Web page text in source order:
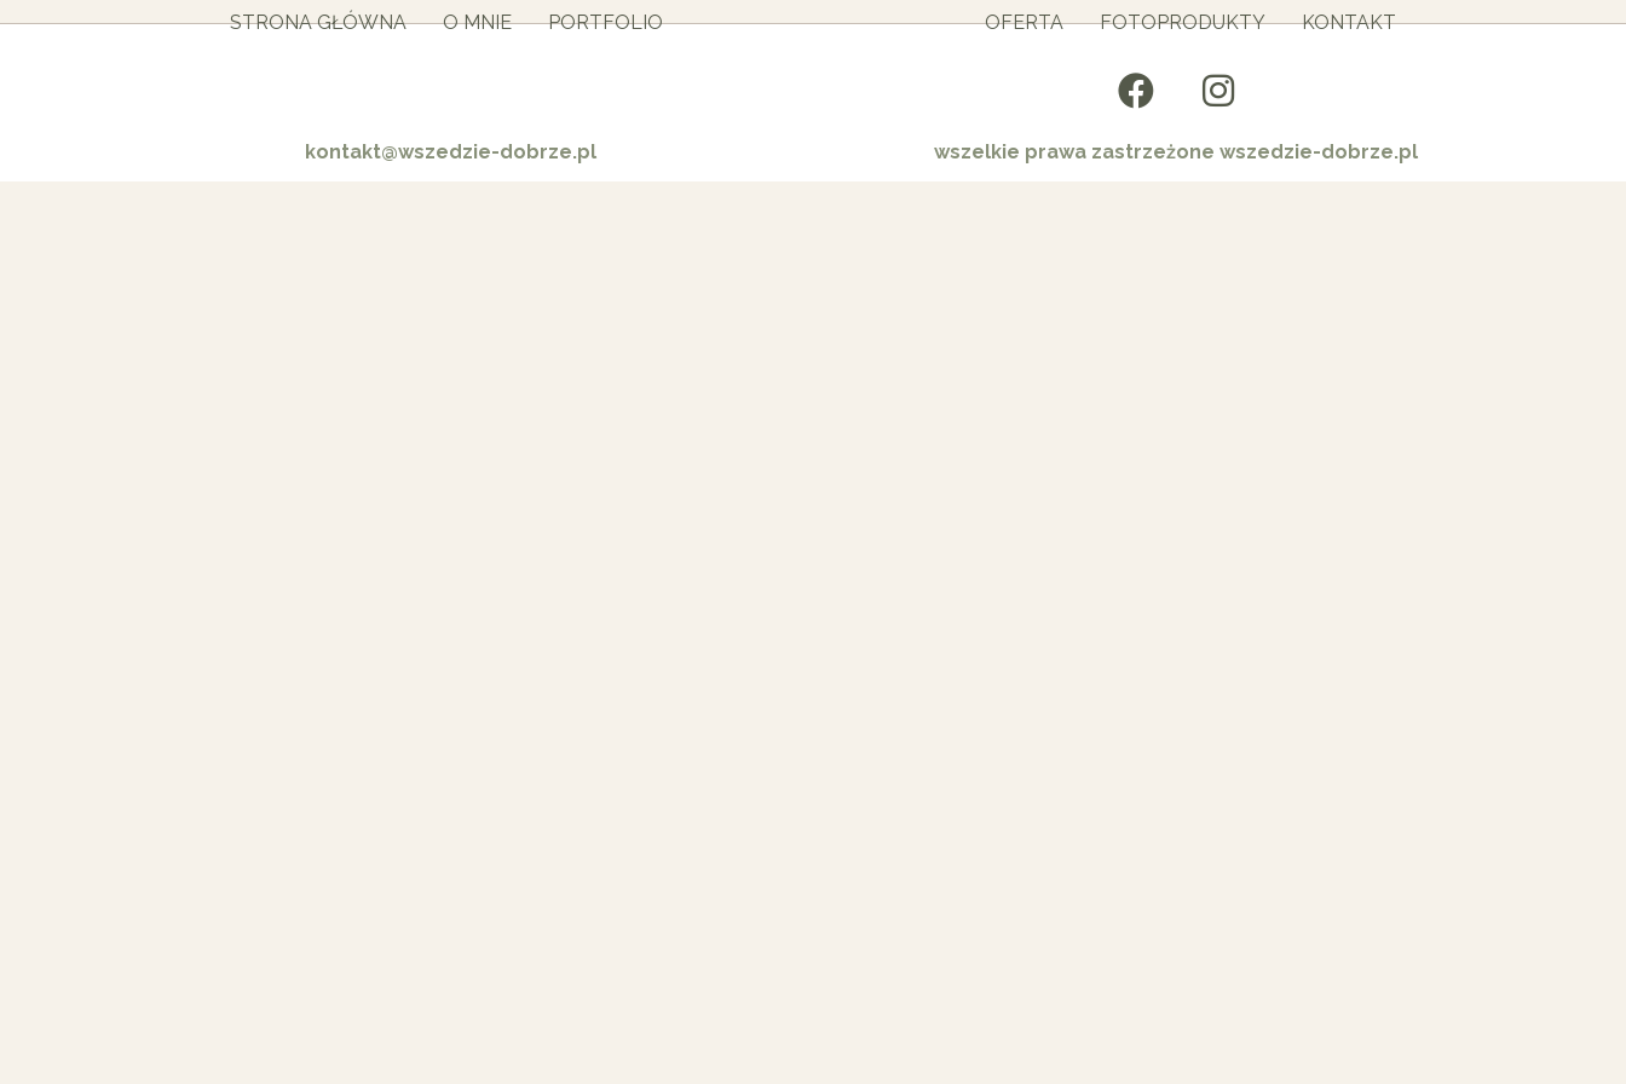
STRONA GŁÓWNA O MNIE PORTFOLIO OFERTA FOTOPRODUKTY KONTAKT
kontakt@wszedzie-dobrze.pl wszelkie prawa zastrzeżone wszedzie-dobrze.pl